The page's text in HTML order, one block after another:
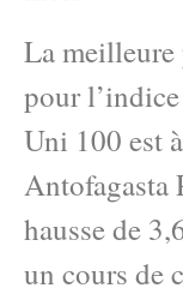
La meilleure
pour
Uni 100 est
hausse de
un cours de